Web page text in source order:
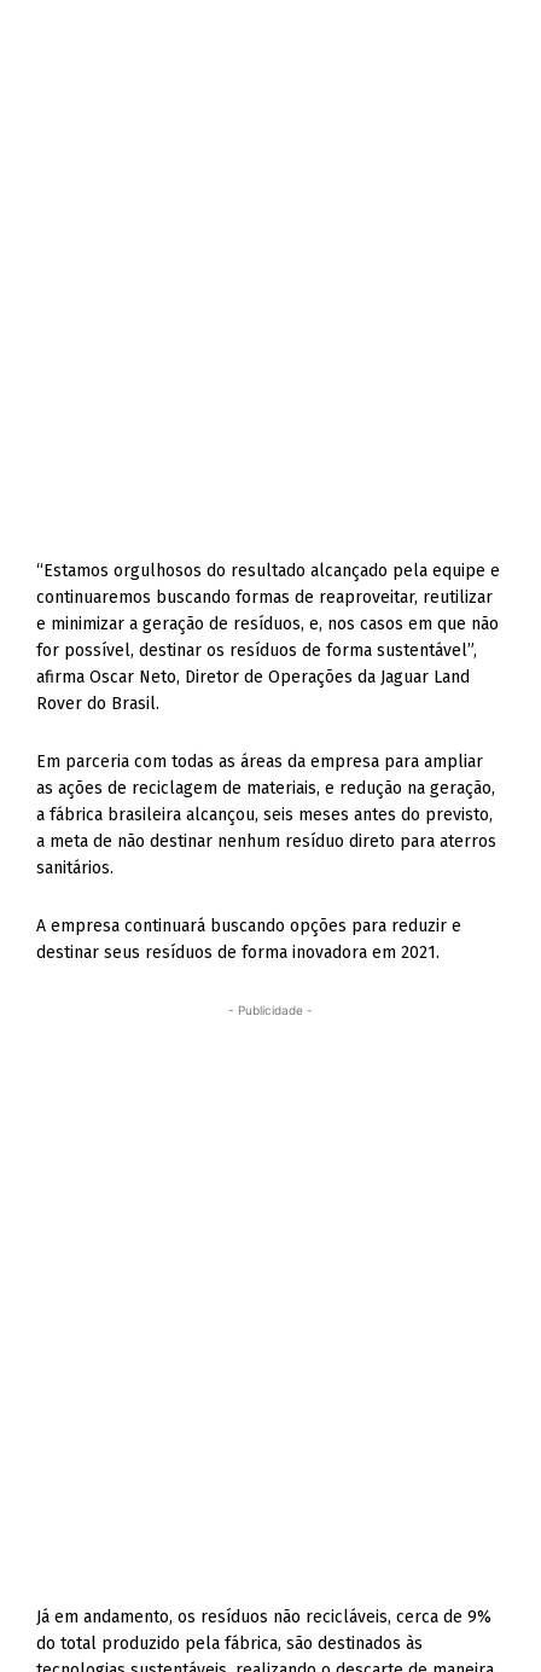
“Estamos orgulhosos do resultado alcançado pela equipe e
continuaremos buscando formas de reaproveitar, reutilizar
e minimizar a geração de resíduos, e, nos casos em que não
for possível, destinar os resíduos de forma sustentável”,
afirma Oscar Neto, Diretor de Operações da Jaguar Land
Rover do Brasil.
Em parceria com todas as áreas da empresa para ampliar
as ações de reciclagem de materiais, e redução na geração,
a fábrica brasileira alcançou, seis meses antes do previsto,
a meta de não destinar nenhum resíduo direto para aterros
sanitários.
A empresa continuará buscando opções para reduzir e
destinar seus resíduos de forma inovadora em 2021.
- Publicidade -
Já em andamento, os resíduos não recicláveis, cerca de 9%
do total produzido pela fábrica, são destinados às